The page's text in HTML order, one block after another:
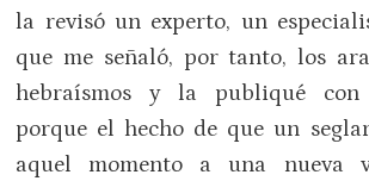
la revisó un experto, un
que me señaló, por tanto, los
hebraísmos y la publiqué con
porque el hecho de que un
aquel momento a una nueva